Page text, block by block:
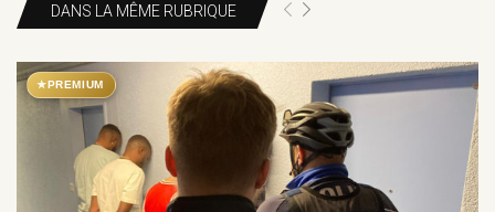
DANS LA MÊME RUBRIQUE
★PREMIUM